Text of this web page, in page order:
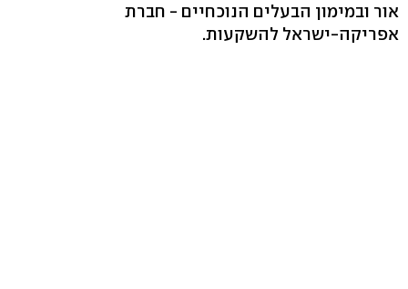
אור ובמימון הבעלים הנוכחיים - חברת
אפריקה-ישראל להשקעות.